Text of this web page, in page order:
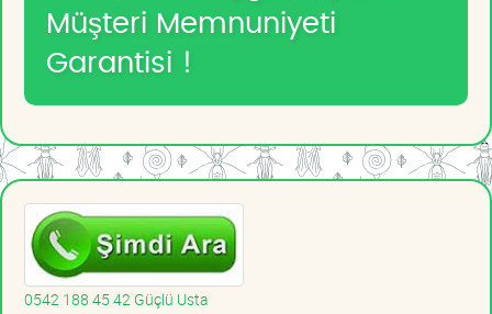
Müşteri Memnuniyeti
Garantisi !
0542 188 45 42 Güçlü Usta